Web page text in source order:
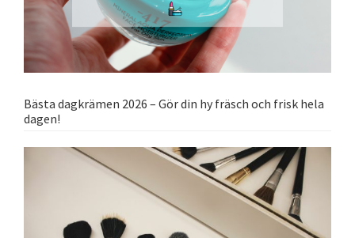
Bästa dagkrämen 2026 – Gör din hy fräsch och frisk hela
dagen!